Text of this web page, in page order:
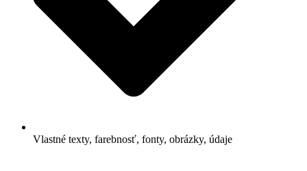
Vlastné texty, farebnosť, fonty, obrázky, údaje